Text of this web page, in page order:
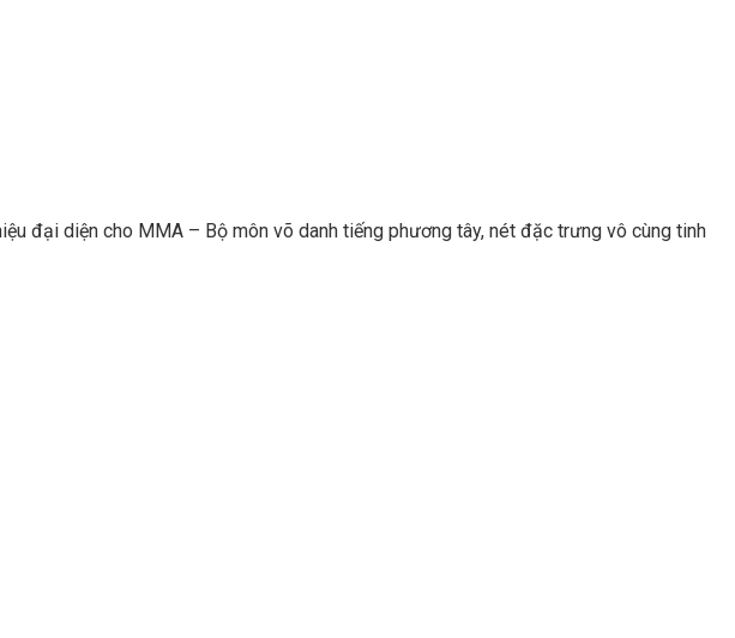
đại diện cho MMA – Bộ môn võ danh tiếng phương tây, nét đặc trưng vô cùng tinh